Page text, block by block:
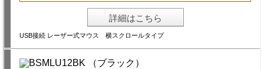
詳細はこちら
USB接続 レーザー式マウス 横スクロールタイプ